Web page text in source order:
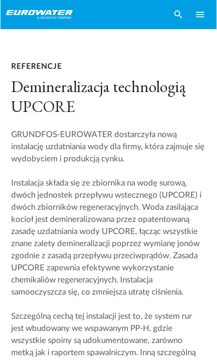
search menu
REFERENCJE
Demineralizacja technologią
UPCORE
GRUNDFOS-EUROWATER dostarczyła nową
instalację uzdatniania wody dla firmy, która zajmuje się
wydobyciem i produkcją cynku.
Instalacja składa się ze zbiornika na wodę surową,
dwóch jednostek przepływu wstecznego (UPCORE) i
dwóch zbiorników regeneracyjnych. Woda zasilająca
kocioł jest demineralizowana przez opatentowaną
zasadę uzdatniania wody UPCORE, łącząc wszystkie
znane zalety demineralizacji poprzez wymianę jonów
zgodnie z zasadą przepływu przeciwprądów. Zasada
UPCORE zapewnia efektywne wykorzystanie
chemikaliów regeneracyjnych. Instalacja
samooczyszcza się, co zmniejsza utratę ciśnienia.
Szczególną cechą tej instalacji jest to, że system rur
jest wbudowany we wspawanym PP-H, gdzie
wszystkie spoiny są udokumentowane, zarówno
metką jak i raportem spawalniczym. Inną szczególną